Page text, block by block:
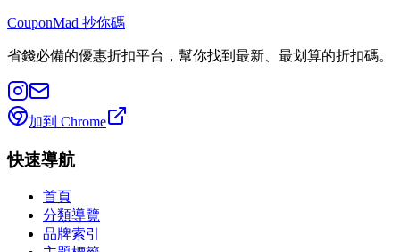
CouponMad 抄你碼
省錢必備的優惠折扣平台，幫你找到最新、最划算的折扣碼。
加到 Chrome
快速導航
首頁
分類導覽
品牌索引